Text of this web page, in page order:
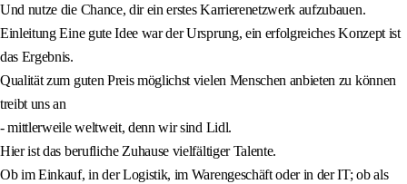
Und nutze die Chance, dir ein erstes Karrierenetzwerk aufzubauen.
Einleitung Eine gute Idee war der Ursprung, ein erfolgreiches Konzept ist
das Ergebnis.
Qualität zum guten Preis möglichst vielen Menschen anbieten zu können
treibt uns an
- mittlerweile weltweit, denn wir sind Lidl.
Hier ist das berufliche Zuhause vielfältiger Talente.
Ob im Einkauf, in der Logistik, im Warengeschäft oder in der IT; ob als